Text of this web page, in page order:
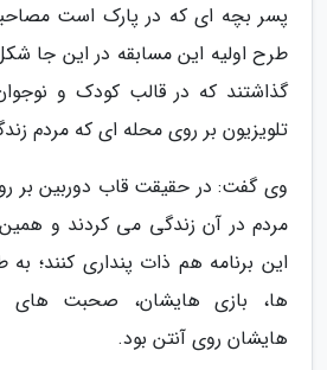
پسر بچه ای که در پارک است
طرح اولیه این مسابقه در این جا
گذاشتند که در قالب کودک و
تلویزیون بر روی محله ای که مردم
وی گفت: در حقیقت قاب دوربین بر
مردم در آن زندگی می کردند و
این برنامه هم ذات پنداری کنند؛
ها، بازی هایشان، صحبت های
هایشان روی آنتن بود.